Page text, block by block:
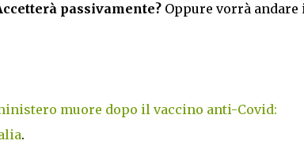
passivamente?Oppure vorrà andare
muore dopo il vaccino anti-Covid:
.